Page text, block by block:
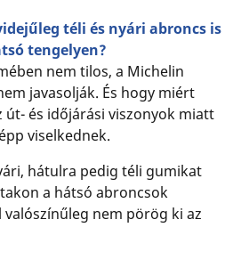
téli és nyári abroncs is
tengelyen?
nem tilos, a Michelin
javasolják. És hogy miért
út- és időjárási viszonyok miatt
viselkednek.
hátulra pedig téli gumikat
a hátsó abroncsok
nem pörög ki az